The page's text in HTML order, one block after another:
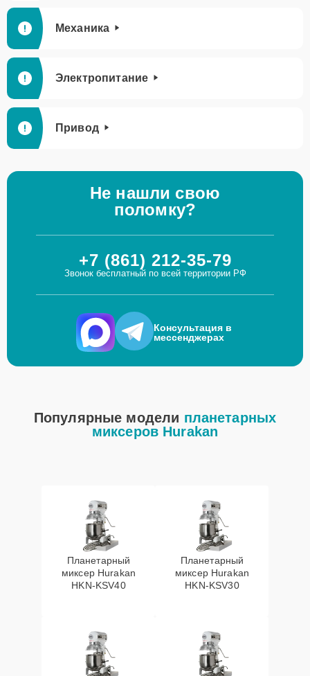
Механика
Электропитание
Привод
Не нашли свою
поломку?
+7 (861) 212-35-79
Звонок бесплатный по всей территории РФ
Консультация в
мессенджерах
Популярные модели планетарных
миксеров Hurakan
Планетарный
миксер Hurakan
HKN-KSV40
Планетарный
миксер Hurakan
HKN-KSV30